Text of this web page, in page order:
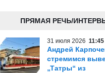
ПРЯМАЯ РЕЧЬ/
31 июля 2026 11:45
Андрей
стремимся
„Татры“ из